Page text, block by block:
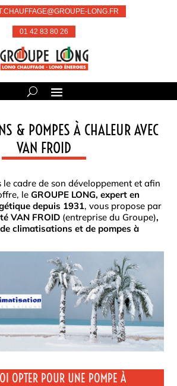
LONG.FR
01 42 83 80 26
& POMPES À CHALEUR AVEC
VAN FROID
le cadre de son développement et afin
leGROUPE LONG, expert en
depuis 1931, vous propose par
VAN FROID (entreprise du Groupe),
climatisations et de pompes à
OPTER POUR UNE POMPE À